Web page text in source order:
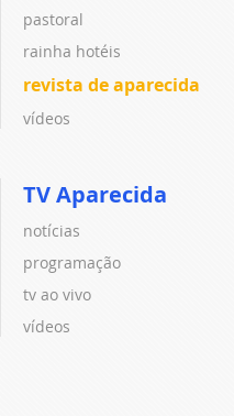
pastoral
rainha hotéis
revista de aparecida
vídeos
TV Aparecida
notícias
programação
tv ao vivo
vídeos